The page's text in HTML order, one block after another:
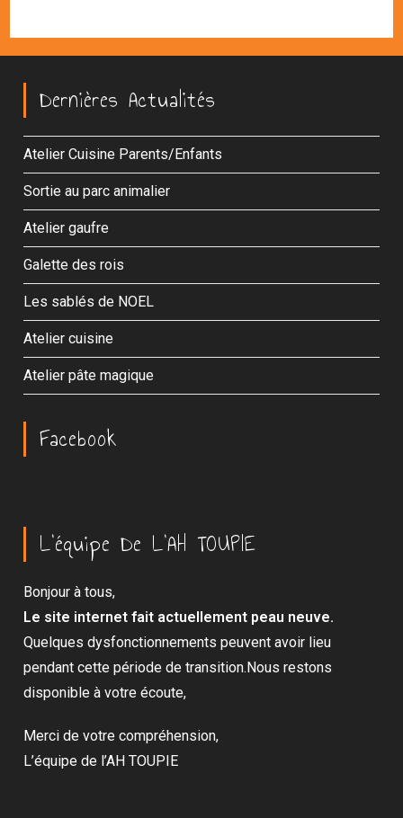
Dernières Actualités
Atelier Cuisine Parents/Enfants
Sortie au parc animalier
Atelier gaufre
Galette des rois
Les sablés de NOEL
Atelier cuisine
Atelier pâte magique
Facebook
L’équipe De L’AH TOUPIE
Bonjour à tous,
Le site internet fait actuellement peau neuve.
Quelques dysfonctionnements peuvent avoir lieu
pendant cette période de transition.Nous restons
disponible à votre écoute,
Merci de votre compréhension,
L’équipe de l’AH TOUPIE